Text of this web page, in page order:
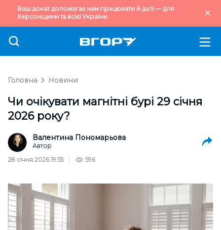
Ваш донат допомагає нам працювати й далі — для
Херсонщини та всієї України.
Головна Новини
Чи очікувати магнітні бурі 29 січня
2026 року?
Валентина Пономарьова
Автор
28 січня 2026 19:55
596